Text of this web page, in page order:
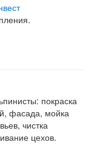
покраска
фасада, мойка
чистка
цехов.